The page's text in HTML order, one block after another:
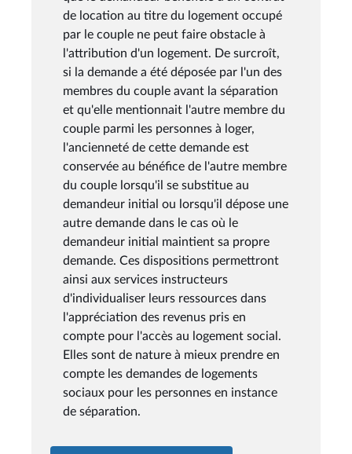
de location au titre du logement occupé
par le couple ne peut faire obstacle à
l'attribution d'un logement. De surcroît,
si la demande a été déposée par l'un des
membres du couple avant la séparation
et qu'elle mentionnait l'autre membre du
couple parmi les personnes à loger,
l'ancienneté de cette demande est
conservée au bénéfice de l'autre membre
du couple lorsqu'il se substitue au
demandeur initial ou lorsqu'il dépose une
autre demande dans le cas où le
demandeur initial maintient sa propre
demande. Ces dispositions permettront
ainsi aux services instructeurs
d'individualiser leurs ressources dans
l'appréciation des revenus pris en
compte pour l'accès au logement social.
Elles sont de nature à mieux prendre en
compte les demandes de logements
sociaux pour les personnes en instance
de séparation.